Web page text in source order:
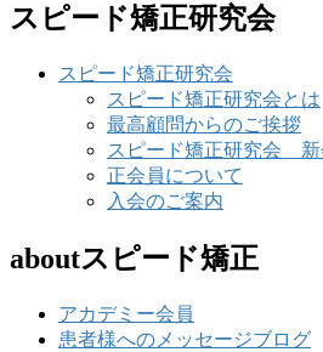
スピード矯正研究会
スピード矯正研究会
スピード矯正研究会とは
最高顧問からのご挨拶
スピード矯正研究会 新
正会員について
入会のご案内
aboutスピード矯正
アカデミー会員
患者様へのメッセージブログ